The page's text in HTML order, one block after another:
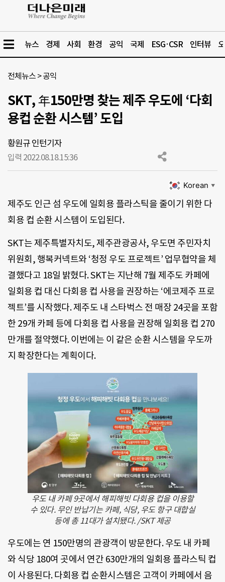
뉴스 경제 사회 환경 공익 국제 ESG·CSR 인터뷰
전체뉴스 >공익
SKT, 年150만명 찾는 제주 우도에 ‘다회
용컵 순환 시스템’ 도입
황원규 인턴기자
입력 2022.08.18.15:36
Korean ▼
제주도 인근 섬 우도에 일회용 플라스틱을 줄이기 위한 다
회용 컵 순환 시스템이 도입된다.
SKT는 제주특별자치도, 제주관광공사, 우도면 주민자치
위원회, 행복커넥트와 ‘청정 우도 프로젝트’ 업무협약을 체
결했다고 18일 밝혔다. SKT는 지난해 7월 제주도 카페에
일회용 컵 대신 다회용 컵 사용을 권장하는 ‘에코제주 프로
젝트’를 시작했다. 제주도 내 스타벅스 전 매장 24곳을 포함
한 29개 카페 등에 다회용 컵 사용을 권장해 일회용 컵 270
만개를 절약했다. 이번에는 이 같은 순환 시스템을 우도까
지 확장한다는 계획이다.
우도 내 카페 9곳에서 해피해빗 다회용 컵을 이용할
수 있다. 무인 반납기는 카페, 식당, 우도 항구 대합실
등에 총 11대가 설치됐다. /SKT 제공
우도에는 연 150만명의 관광객이 방문한다. 우도 내 카페
와 식당 180여 곳에서 연간 630만개의 일회용 플라스틱 컵
이 사용된다. 다회용 컵 순환시스템은 고객이 카페에서 음